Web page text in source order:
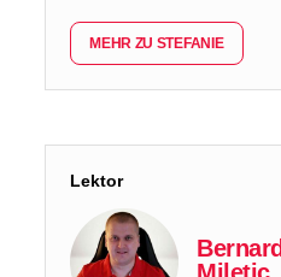
MEHR ZU STEFANIE
Lektor
Bernard